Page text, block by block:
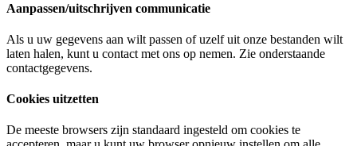
Aanpassen/uitschrijven communicatie
Als u uw gegevens aan wilt passen of uzelf uit onze bestanden wilt
laten halen, kunt u contact met ons op nemen. Zie onderstaande
contactgegevens.
Cookies uitzetten
De meeste browsers zijn standaard ingesteld om cookies te